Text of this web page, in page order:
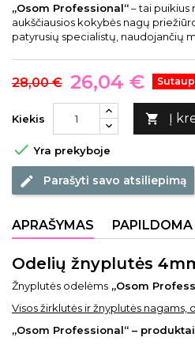
„Osom Professional“– tai puikius
aukščiausios kokybės nagų
patyrusių specialistų, naudojančių
28,00 € 26,04 €
Kiekis  Į
 Yra prekyboje
edit Parašyti savo atsiliepimą
APRAŠYMAS
Odelių žnyplutės
Žnyplutės odelėms „Osom
Visos žirklutės ir žnyplutės nagams,
„Osom Professional“ –